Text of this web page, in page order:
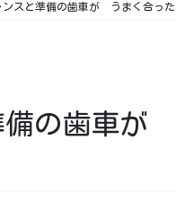
ンスと準備の歯車が うまく合った
備の歯車が